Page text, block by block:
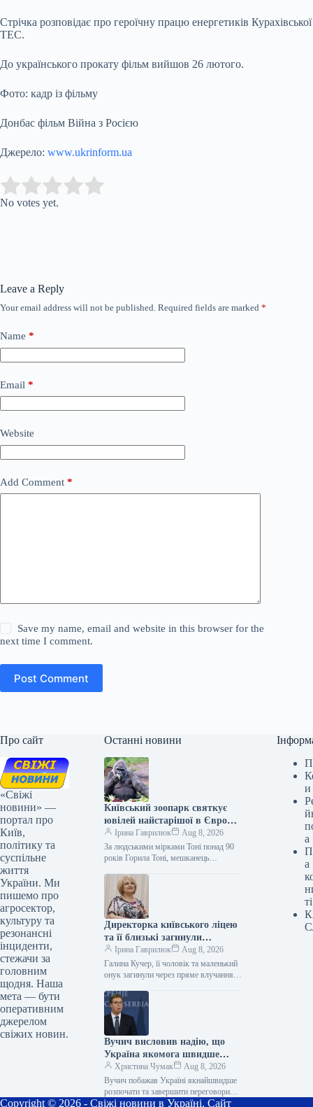
Стрічка розповідає про героїчну працю енергетиків Курахівської
ТЕС.
До українського прокату фільм вийшов 26 лютого.
Фото: кадр із фільму
Донбас фільм Війна з Росією
Джерело: www.ukrinform.ua
Rate this item:
No votes yet.
Leave a Reply
Your email address will not be published. Required fields are marked *
Name *
Email *
Website
Add Comment *
Save my name, email and website in this browser for the
next time I comment.
Post Comment
Про сайт
«Свіжі
новини» —
портал про
Київ,
політику та
суспільне
життя
України. Ми
пишемо про
агросектор,
культуру та
резонансні
інциденти,
стежачи за
головним
щодня. Наша
мета — бути
оперативним
джерелом
свіжих новин.
Останні новини
Київський зоопарк святкує
ювілей найстарішої в Європі
горили.
Ірина Гаврилюк
Aug 8, 2026
За людськими мірками Тоні понад 90
років Горила Тоні, мешканець
52-річчя. З цієї нагоди він отримав…
Директорка київського ліцею
та її близькі загинули
внаслідок нападу Росії.
Ірина Гаврилюк
Aug 8, 2026
Галина Кучер, її чоловік та маленький
онук загинули через пряме влучання
київського ліцею №124 Галина…
Вучич висловив надію, що
Україна якомога швидше
завершить переговори щодо
всіх кластерів з ЄС.
Христина Чумак
Aug 8, 2026
Вучич побажав Україні якнайшвидше
розпочати та завершити переговори
щодо всіх кластерів з ЄС 08.08.2026
и
а
а
ті
Copyright © 2026 - Свіжі новини в Україні. Сайт